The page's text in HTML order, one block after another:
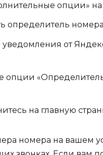
опции» на
определитель
от
опции
на главную
номера на вашем